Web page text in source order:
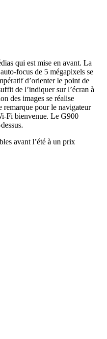
qui est mise en avant. La
focus de 5 mégapixels se
d’orienter le point de
de l’indiquer sur l’écran à
des images se réalise
remarque pour le navigateur
Fi bienvenue. Le G900
avant l’été à un prix